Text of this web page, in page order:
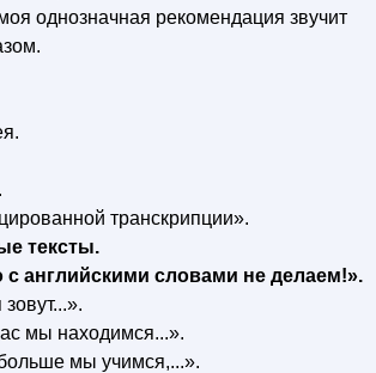
однозначная рекомендация звучит
транскрипции».
тексты.
с английскими словами не делаем!».
мы находимся...».
мы учимся,...».